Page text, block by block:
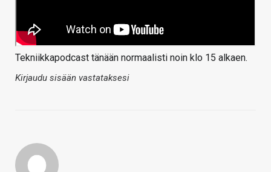
Tekniikkapodcast tänään normaalisti noin klo 15 alkaen.
Kirjaudu sisään vastataksesi